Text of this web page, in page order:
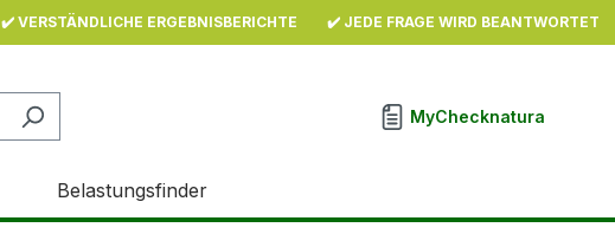
✔️ VERSTÄNDLICHE ERGEBNISBERICHTE ✔️ JEDE FRAGE WIRD BEANTWORTET
MyChecknatura
Belastungsfinder